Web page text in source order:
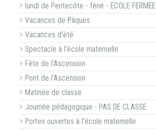
lundi de Pentecôte - férié - ECOLE FERMEE
Vacances de Pâques
Vacances d'été
Spectacle à l'école maternelle
Fête de l'Ascension
Pont de l'Ascension
Matinée de classe
Journée pédagogique - PAS DE CLASSE
Portes ouvertes à l'école maternelle